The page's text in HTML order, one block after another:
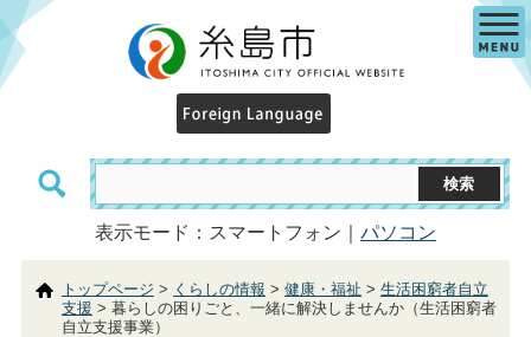
表示モード：スマートフォン｜ パソコン
トップページ > くらしの情報 > 健康・福祉 > 生活困窮者自立
支援 > 暮らしの困りごと、一緒に解決しませんか（生活困窮者
自立支援事業）